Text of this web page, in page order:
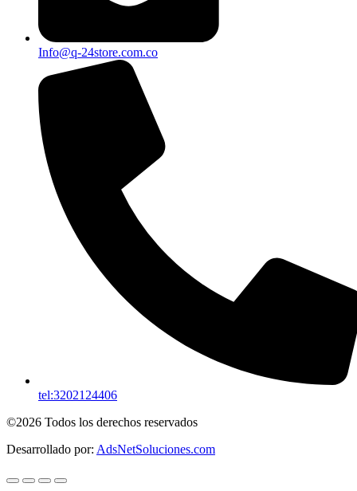
Info@q-24store.com.co
tel:3202124406
©2026 Todos los derechos reservados
Desarrollado por: AdsNetSoluciones.com